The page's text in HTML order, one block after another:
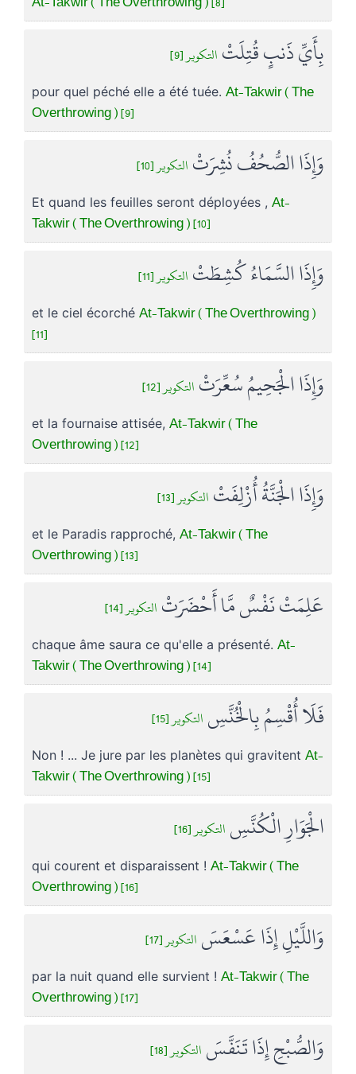
بِأَيِّ ذَنبٍ قُتِلَتْ التكوير [9]
pour quel péché elle a été tuée. At-Takwir ( The
Overthrowing ) [9]
وَإِذَا الصُّحُفُ نُشِرَتْ التكوير [10]
Et quand les feuilles seront déployées , At-
Takwir ( The Overthrowing ) [10]
وَإِذَا السَّمَاءُ كُشِطَتْ التكوير [11]
et le ciel écorché At-Takwir ( The Overthrowing )
[11]
وَإِذَا الْجَحِيمُ سُعِّرَتْ التكوير [12]
et la fournaise attisée, At-Takwir ( The
Overthrowing ) [12]
وَإِذَا الْجَنَّةُ أُزْلِفَتْ التكوير [13]
et le Paradis rapproché, At-Takwir ( The
Overthrowing ) [13]
عَلِمَتْ نَفْسٌ مَّا أَحْضَرَتْ التكوير [14]
chaque âme saura ce qu'elle a présenté. At-
Takwir ( The Overthrowing ) [14]
فَلَا أُقْسِمُ بِالْخُنَّسِ التكوير [15]
Non ! ... Je jure par les planètes qui gravitent At-
Takwir ( The Overthrowing ) [15]
الْجَوَارِ الْكُنَّسِ التكوير [16]
qui courent et disparaissent ! At-Takwir ( The
Overthrowing ) [16]
وَاللَّيْلِ إِذَا عَسْعَسَ التكوير [17]
par la nuit quand elle survient ! At-Takwir ( The
Overthrowing ) [17]
وَالصُّبْحِ إِذَا تَنَفَّسَ التكوير [18]